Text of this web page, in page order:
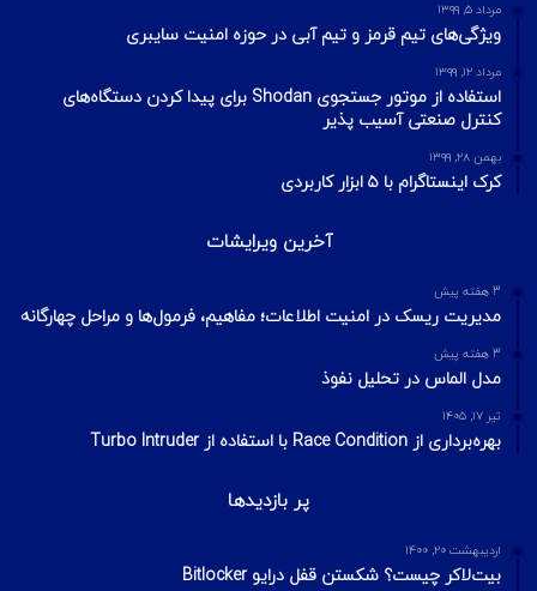
مرداد ۵, ۱۳۹۹
ویژگی‌های تیم قرمز و تیم آبی در حوزه امنیت سایبری
مرداد ۱۲, ۱۳۹۹
استفاده از موتور جستجوی Shodan برای پیدا کردن دستگاه‌های
کنترل صنعتی آسیب پذیر
بهمن ۲۸, ۱۳۹۹
کرک اینستاگرام با ۵ ابزار کاربردی
آخرین ویرایشات
3 هفته پیش
مدیریت ریسک در امنیت اطلاعات؛ مفاهیم، فرمول‌ها و مراحل چهارگانه
3 هفته پیش
مدل الماس در تحلیل نفوذ
تیر ۱۷, ۱۴۰۵
بهره‌برداری از Race Condition با استفاده از Turbo Intruder
پر بازدیدها
اردیبهشت ۲۰, ۱۴۰۰
بیت‌لاکر چیست؟ شکستن قفل درایو Bitlocker